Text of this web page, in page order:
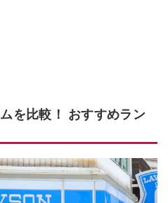
を比較！ おすすめラン